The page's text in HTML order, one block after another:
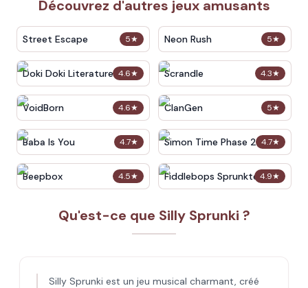
Découvrez d'autres jeux amusants
5★
Street Escape 5★
Neon Rush
4.6★
Doki Doki Literature Club 4.3★
Scrandle
4.6★
VoidBorn 5★
ClanGen
4.7★
Baba Is You 4.7★
Simon Time Phase 2
4.5★
Beepbox 4.9★
Fiddlebops Sprunkters
Qu'est-ce que Silly Sprunki ?
Silly Sprunki est un jeu musical charmant, créé